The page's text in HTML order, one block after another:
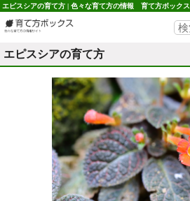
エピスシアの育て方 | 色々な育て方の情報 育て方ボックス
エピスシアの育て方